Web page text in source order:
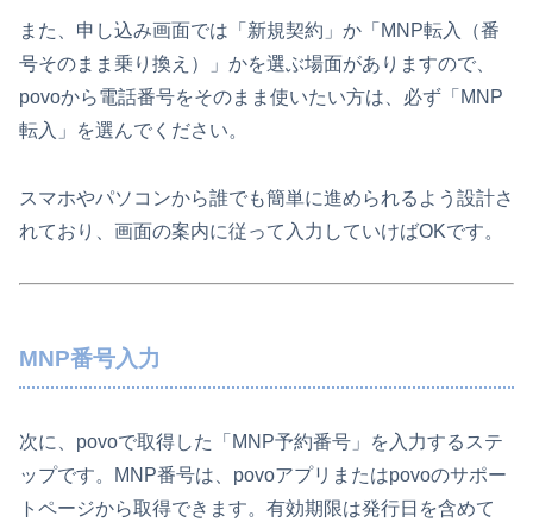
また、申し込み画面では「新規契約」か「MNP転入（番
号そのまま乗り換え）」かを選ぶ場面がありますので、
povoから電話番号をそのまま使いたい方は、必ず「MNP
転入」を選んでください。
スマホやパソコンから誰でも簡単に進められるよう設計さ
れており、画面の案内に従って入力していけばOKです。
MNP番号入力
次に、povoで取得した「MNP予約番号」を入力するステ
ップです。MNP番号は、povoアプリまたはpovoのサポー
トページから取得できます。有効期限は発行日を含めて